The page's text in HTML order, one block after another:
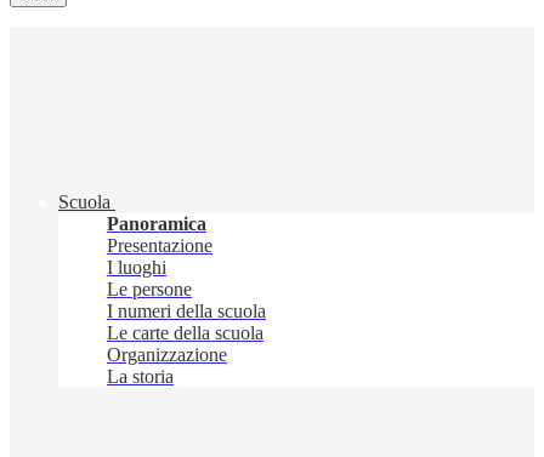
Scuola
Panoramica
Presentazione
I luoghi
Le persone
I numeri della scuola
Le carte della scuola
Organizzazione
La storia